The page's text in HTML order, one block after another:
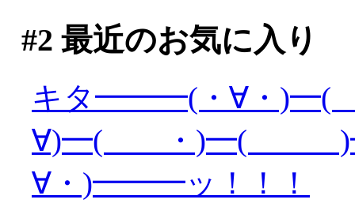
#2 最近のお気に入り
キタ━━━(・∀・)━(
∀)━( ・)━(
∀・)━━━ッ！！！